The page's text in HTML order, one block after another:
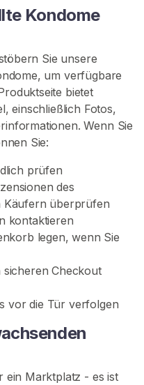
Kondome
Sie unsere
um verfügbare
bietet
einschließlich Fotos,
Wenn Sie
Sie:
prüfen
des
überprüfen
kontaktieren
legen, wenn Sie
Checkout
vor die Tür verfolgen
ein Marktplatz - es ist